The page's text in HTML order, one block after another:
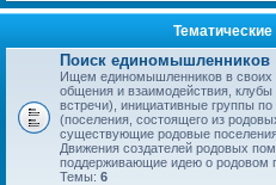
Поиск единомышленников
Ищем единомышленников в своих
общения и взаимодействия,
встречи), инициативные группы
(поселения, состоящего из
существующие родовые
Движения создателей родовых
поддерживающие идею о родовом
Темы: 6